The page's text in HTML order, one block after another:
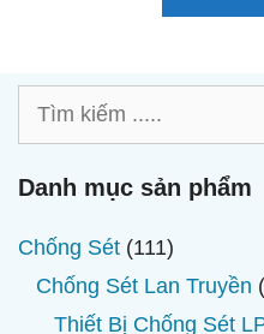
Tìm
Danh mục sản phẩm
Chống Sét 111111
sản
phẩm
Chống Sét Lan Truyền
Thiết Bị Chống Sét